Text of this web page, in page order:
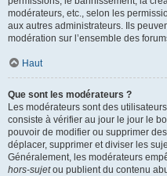
modérateurs, etc., selon les
aux autres administrateurs. Ils
modération sur l’ensemble des
Haut
Que sont les modérateurs ?
Les modérateurs sont des
consiste à vérifier au jour le jour le
pouvoir de modifier ou supprimer
déplacer, supprimer et diviser les
Généralement, les modérateurs
hors-sujetou publient du contenu